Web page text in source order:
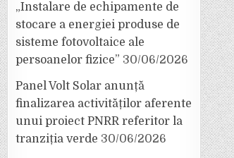
„Instalare de echipamente de
stocare a energiei produse de
sisteme fotovoltaice ale
persoanelor fizice” 30/06/2026
Panel Volt Solar anunță
finalizarea activităților aferente
unui proiect PNRR referitor la
tranziția verde 30/06/2026